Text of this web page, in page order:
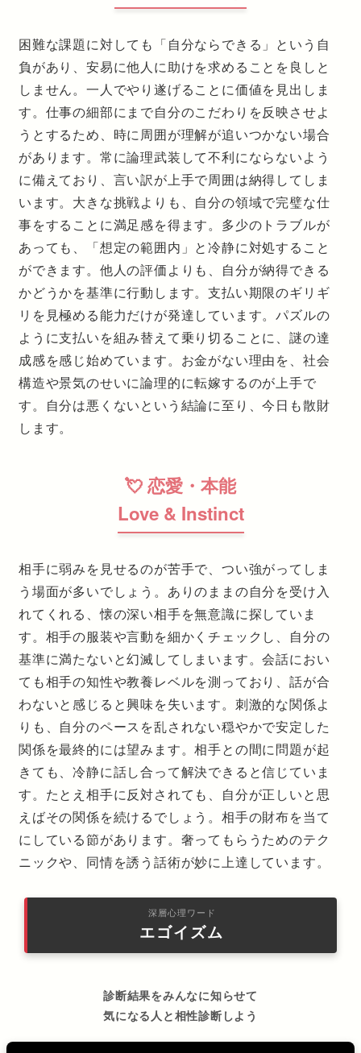
困難な課題に対しても「自分ならできる」という自
負があり、安易に他人に助けを求めることを良しと
しません。一人でやり遂げることに価値を見出しま
す。仕事の細部にまで自分のこだわりを反映させよ
うとするため、時に周囲が理解が追いつかない場合
があります。常に論理武装して不利にならないよう
に備えており、言い訳が上手で周囲は納得してしま
います。大きな挑戦よりも、自分の領域で完璧な仕
事をすることに満足感を得ます。多少のトラブルが
あっても、「想定の範囲内」と冷静に対処すること
ができます。他人の評価よりも、自分が納得できる
かどうかを基準に行動します。支払い期限のギリギ
リを見極める能力だけが発達しています。パズルの
ように支払いを組み替えて乗り切ることに、謎の達
成感を感じ始めています。お金がない理由を、社会
構造や景気のせいに論理的に転嫁するのが上手で
す。自分は悪くないという結論に至り、今日も散財
します。
💘 恋愛・本能
Love & Instinct
相手に弱みを見せるのが苦手で、つい強がってしま
う場面が多いでしょう。ありのままの自分を受け入
れてくれる、懐の深い相手を無意識に探していま
す。相手の服装や言動を細かくチェックし、自分の
基準に満たないと幻滅してしまいます。会話におい
ても相手の知性や教養レベルを測っており、話が合
わないと感じると興味を失います。刺激的な関係よ
りも、自分のペースを乱されない穏やかで安定した
関係を最終的には望みます。相手との間に問題が起
きても、冷静に話し合って解決できると信じていま
す。たとえ相手に反対されても、自分が正しいと思
えばその関係を続けるでしょう。相手の財布を当て
にしている節があります。奢ってもらうためのテク
ニックや、同情を誘う話術が妙に上達しています。
深層心理ワード
エゴイズム
診断結果をみんなに知らせて
気になる人と相性診断しよう